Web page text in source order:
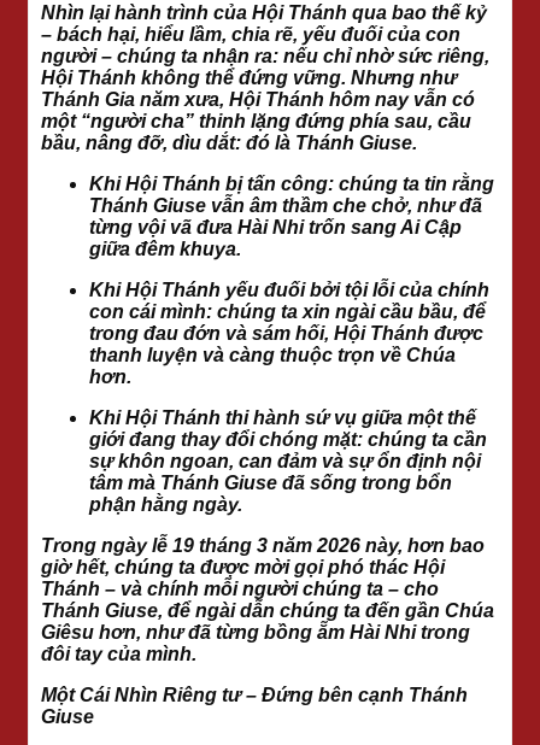
Nhìn lại hành trình của Hội Thánh qua bao thế kỷ
– bách hại, hiểu lầm, chia rẽ, yếu đuối của con
người – chúng ta nhận ra: nếu chỉ nhờ sức riêng,
Hội Thánh không thể đứng vững. Nhưng như
Thánh Gia năm xưa, Hội Thánh hôm nay vẫn có
một “người cha” thinh lặng đứng phía sau, cầu
bầu, nâng đỡ, dìu dắt: đó là Thánh Giuse.
Khi Hội Thánh bị tấn công: chúng ta tin rằng
Thánh Giuse vẫn âm thầm che chở, như đã
từng vội vã đưa Hài Nhi trốn sang Ai Cập
giữa đêm khuya.
Khi Hội Thánh yếu đuối bởi tội lỗi của chính
con cái mình: chúng ta xin ngài cầu bầu, để
trong đau đớn và sám hối, Hội Thánh được
thanh luyện và càng thuộc trọn về Chúa
hơn.
Khi Hội Thánh thi hành sứ vụ giữa một thế
giới đang thay đổi chóng mặt: chúng ta cần
sự khôn ngoan, can đảm và sự ổn định nội
tâm mà Thánh Giuse đã sống trong bổn
phận hằng ngày.
Trong ngày lễ 19 tháng 3 năm 2026 này, hơn bao
giờ hết, chúng ta được mời gọi phó thác Hội
Thánh – và chính mỗi người chúng ta – cho
Thánh Giuse, để ngài dẫn chúng ta đến gần Chúa
Giêsu hơn, như đã từng bồng ẵm Hài Nhi trong
đôi tay của mình.
Một Cái Nhìn Riêng tư – Đứng bên cạnh Thánh
Giuse